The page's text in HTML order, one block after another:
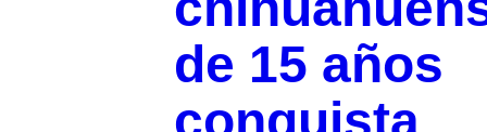
de 15 años
conquista